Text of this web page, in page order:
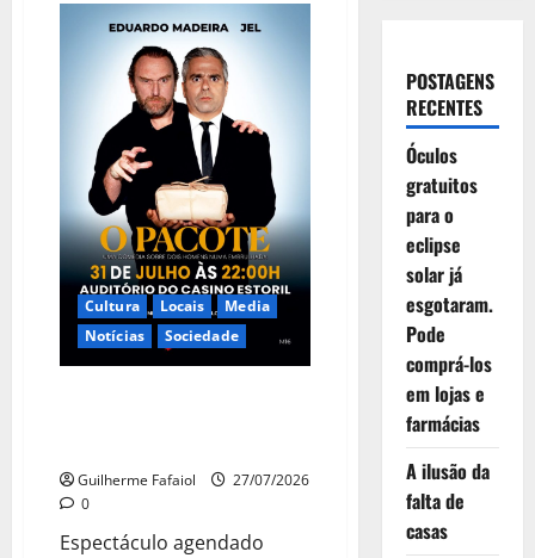
Peakles,
The
Beatles
Experience
no
Auditório
do
Casino
Estoril
Cultura Locais
Media
Notícias
Sociedade
Guilherme Fafaiol
27/07/2026
0
Espectáculo agendado
POSTAGENS
RECENTES
Óculos
gratuitos
para o
eclipse
solar já
esgotaram.
Pode
comprá-los
em lojas e
farmácias
A ilusão da
falta de
casas